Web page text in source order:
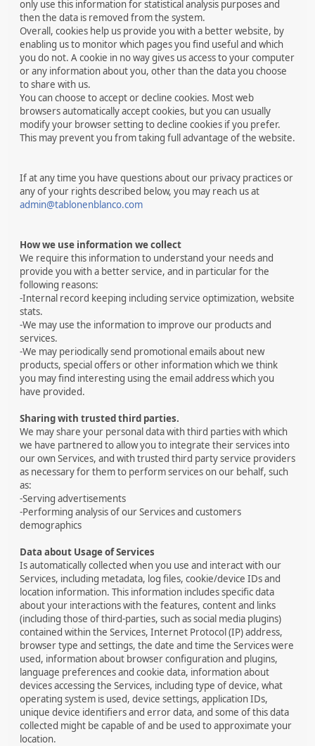
only use this information for statistical analysis purposes and
then the data is removed from the system.
Overall, cookies help us provide you with a better website, by
enabling us to monitor which pages you find useful and which
you do not. A cookie in no way gives us access to your computer
or any information about you, other than the data you choose
to share with us.
You can choose to accept or decline cookies. Most web
browsers automatically accept cookies, but you can usually
modify your browser setting to decline cookies if you prefer.
This may prevent you from taking full advantage of the website.
If at any time you have questions about our privacy practices or
any of your rights described below, you may reach us at
admin@tablonenblanco.com
How we use information we collect
We require this information to understand your needs and
provide you with a better service, and in particular for the
following reasons:
-Internal record keeping including service optimization, website
stats.
-We may use the information to improve our products and
services.
-We may periodically send promotional emails about new
products, special offers or other information which we think
you may find interesting using the email address which you
have provided.
Sharing with trusted third parties.
We may share your personal data with third parties with which
we have partnered to allow you to integrate their services into
our own Services, and with trusted third party service providers
as necessary for them to perform services on our behalf, such
as:
-Serving advertisements
-Performing analysis of our Services and customers
demographics
Data about Usage of Services
Is automatically collected when you use and interact with our
Services, including metadata, log files, cookie/device IDs and
location information. This information includes specific data
about your interactions with the features, content and links
(including those of third-parties, such as social media plugins)
contained within the Services, Internet Protocol (IP) address,
browser type and settings, the date and time the Services were
used, information about browser configuration and plugins,
language preferences and cookie data, information about
devices accessing the Services, including type of device, what
operating system is used, device settings, application IDs,
unique device identifiers and error data, and some of this data
collected might be capable of and be used to approximate your
location.